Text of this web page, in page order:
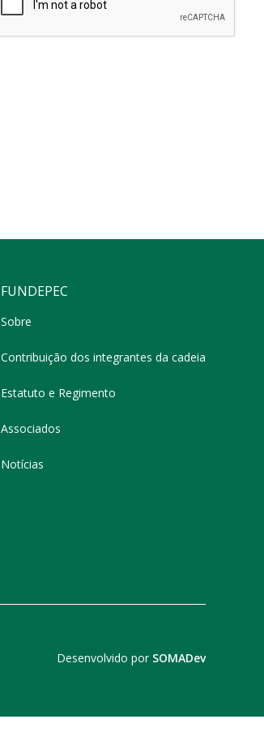
FUNDEPEC
Sobre
Contribuição dos integrantes da cadeia
Estatuto e Regimento
Associados
Notícias
Desenvolvido por SOMADev